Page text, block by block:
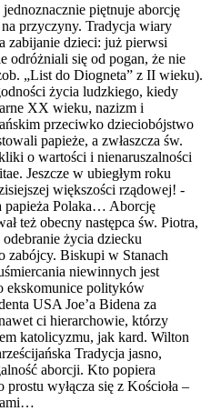
piętnuje aborcję
przyczyny. Tradycja wiary
zabijanie dzieci: już pierwsi
odróżniali się od pogan, że nie
„List do Diogneta” z II wieku).
życia ludzkiego, kiedy
XX wieku, nazizm i
przeciwko dzieciobójstwo
papieże, a zwłaszcza św.
o wartości i nienaruszalności
Jeszcze w ubiegłym roku
większości rządowej! -
papieża Polaka… Aborcję
też obecny następca św. Piotra,
życia dziecku
zabójcy. Biskupi w Stanach
niewinnych jest
ekskomunice polityków
USA Joe’a Bidena za
ci hierarchowie, którzy
katolicyzmu, jak kard. Wilton
Tradycja jasno,
aborcji. Kto popiera
wyłącza się z Kościoła –